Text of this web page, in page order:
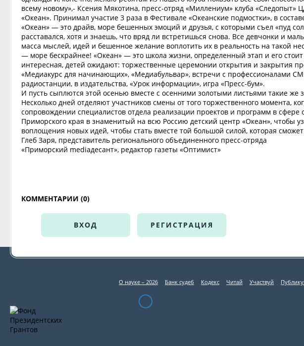
всему новому»,- Ксения Мякотина, пресс-отряд «Миллениум» клуба
«Океан». Принимал участие 3 раза в Фестивале «Океанские подмостки», в
«Океан» — это драйв, море бешенных эмоций и друзья, с которыми съел «пуд
расставался, хотя и знаешь, что вряд ли встретишься снова. Все девчонки и
масса мыслей, идей и бешенное желание воплотить их в реальность на такой
— море бескрайнее! «Океан» — это школа жизни, определенный этап и его
интересная, детей ожидают: торжественные церемонии открытия и закрытия
«Медиакурс для начинающих», «Медиабульвар», встречи с профессионалами
радиостанции, в издательства, «Урок информации», игра «Пресс-бум».
И пусть сыплются этой осенью вместе с осенними золотыми листьями такие
Несколько дней отделяют участников смены от того торжественного момента,
сопровождении специалистов отдела реализации проектов и программ в сфере
Приморского края в знаменитый на всю Россию детский центр «Океан», чтобы
воплощения новых идей, чтобы стать вместе той большой силой, которая
Глеб Заря, представитель регионального объединенного пресс-отряда
«Приморский mediaдесант», редактор газеты «Оптимист»
КОММЕНТАРИИ (0)
ВХОД РЕГИСТРАЦИЯ
О науке – 2026 Банк судеб Кодекс Читай Участвуй